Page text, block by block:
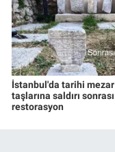
İstanbul'da tarihi mezar
taşlarına saldırı sonrası
restorasyon